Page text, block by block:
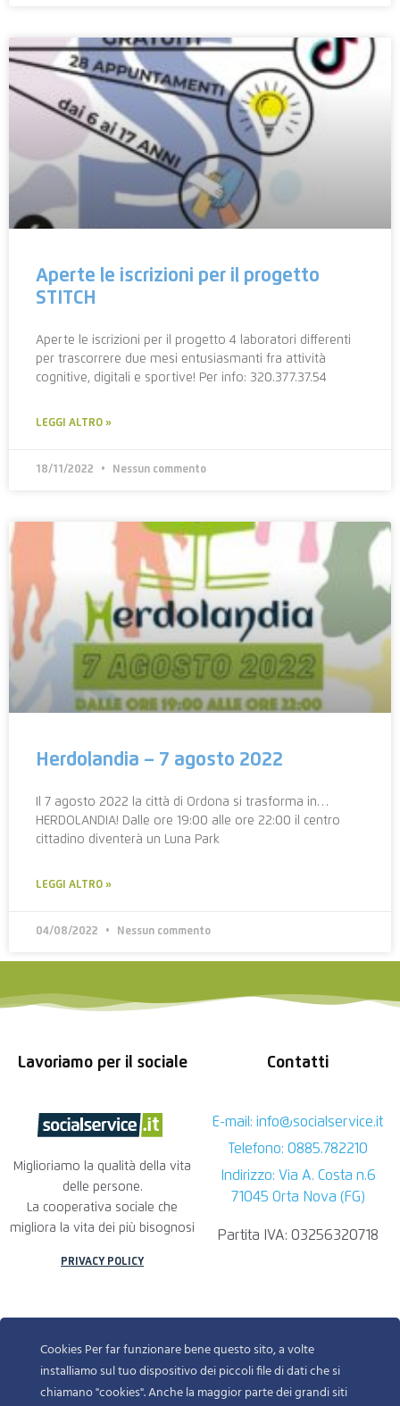
Aperte le iscrizioni per il progetto
STITCH
Aperte le iscrizioni per il progetto 4 laboratori differenti
per trascorrere due mesi entusiasmanti fra attività
cognitive, digitali e sportive! Per info: 320.377.37.54
LEGGI ALTRO »
18/11/2022 Nessun commento
Herdolandia – 7 agosto 2022
Il 7 agosto 2022 la città di Ordona si trasforma in…
HERDOLANDIA! Dalle ore 19:00 alle ore 22:00 il centro
cittadino diventerà un Luna Park
LEGGI ALTRO »
04/08/2022 Nessun commento
Lavoriamo per il sociale
Miglioriamo la qualità della vita
delle persone.
La cooperativa sociale che
migliora la vita dei più bisognosi
PRIVACY POLICY
Contatti
E-mail: info@socialservice.it
Telefono: 0885.782210
Indirizzo: Via A. Costa n.6
71045 Orta Nova (FG)
Partita IVA: 03256320718
Cookies Per far funzionare bene questo sito, a volte
installiamo sul tuo dispositivo dei piccoli file di dati che si
chiamano "cookies". Anche la maggior parte dei grandi siti